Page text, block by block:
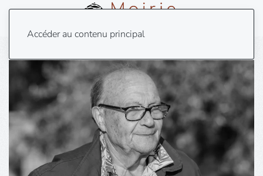
Accéder au contenu principal